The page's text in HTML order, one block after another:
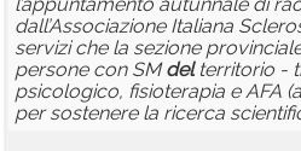
l’appuntamento autunnale di
dall’Associazione Italiana
servizi che la sezione
persone con SMdelterritorio -
psicologico, fisioterapia e AFA
per sostenere la ricerca